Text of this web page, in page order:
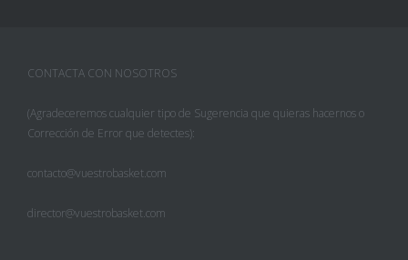
CONTACTA CON NOSOTROS
(Agradeceremos cualquier tipo de Sugerencia que quieras hacernos o
Corrección de Error que detectes):
contacto@vuestrobasket.com
director@vuestrobasket.com